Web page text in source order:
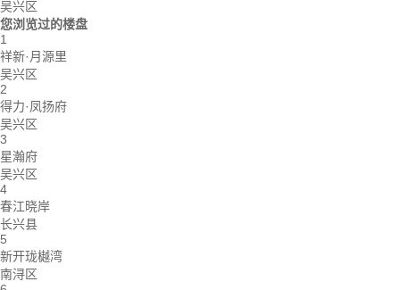
吴兴区
您浏览过的楼盘
1
祥新·月源里
吴兴区
2
得力·凤扬府
吴兴区
3
星瀚府
吴兴区
4
春江晓岸
长兴县
5
新开珑樾湾
南浔区